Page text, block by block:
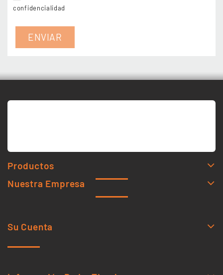
confidencialidad
Productos
Nuestra Empresa
Su Cuenta